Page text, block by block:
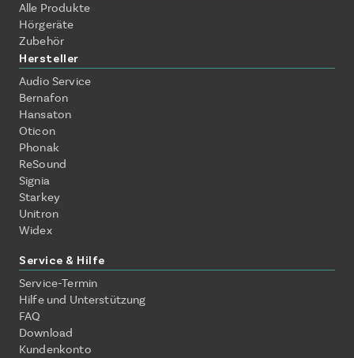
Alle Produkte
Hörgeräte
Zubehör
Hersteller
Audio Service
Bernafon
Hansaton
Oticon
Phonak
ReSound
Signia
Starkey
Unitron
Widex
Service & Hilfe
Service-Termin
Hilfe und Unterstützung
FAQ
Download
Kundenkonto